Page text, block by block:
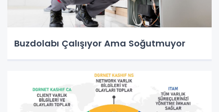
Buzdolabı Çalışıyor Ama Soğutmuyor